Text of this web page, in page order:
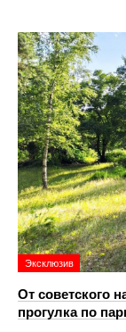
Эксклюзив
От советского
прогулка по